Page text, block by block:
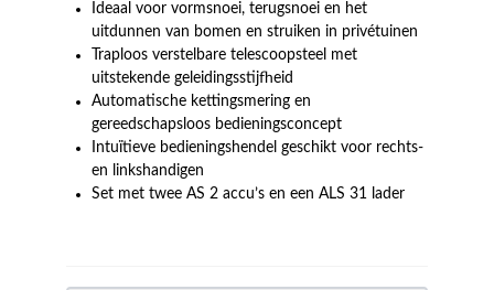
Ideaal voor vormsnoei, terugsnoei en het
uitdunnen van bomen en struiken in privétuinen
Traploos verstelbare telescoopsteel met
uitstekende geleidingsstijfheid
Automatische kettingsmering en
gereedschapsloos bedieningsconcept
Intuïtieve bedieningshendel geschikt voor rechts-
en linkshandigen
Set met twee AS 2 accu’s en een ALS 31 lader